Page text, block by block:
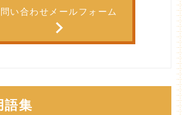
い合わせメールフォーム
語集